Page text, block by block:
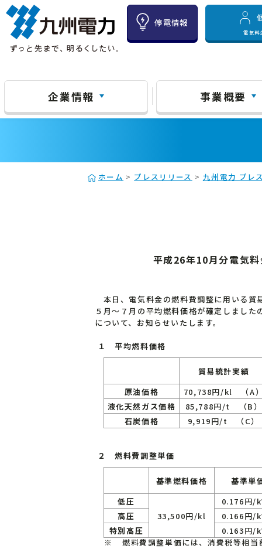
停電情報
電気料
企業情報 事業概要
ホーム > プレスリリース > 九州電力 プレ
平成26年10月分電気
本日、電気料金の燃料費調整に用いる貿
５月～７月の平均燃料価格が確定しまし
について、お知らせいたします。
１ 平均燃料価格
貿易統計実績
原油価格
70,738円/kl （A
液化天然ガス価格
85,788円/t （B）
石炭価格
9,919円/t （C）
２ 燃料費調整単価
基準燃料価格
基準単
低圧
33,500円/kl
0.176円/
高圧
0.166円/
特別高圧
0.163円/
※ 燃料費調整単価には、消費税等相当